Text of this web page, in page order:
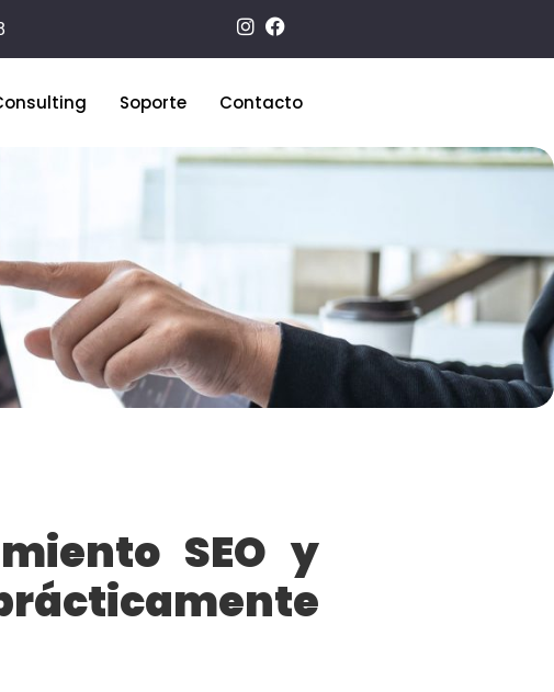
Soporte Contacto
SEO y